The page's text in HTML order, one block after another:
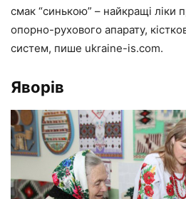
смак “синькою” – найкращі ліки
опорно-рухового апарату,
систем, пише ukraine-is.com.
Яворів